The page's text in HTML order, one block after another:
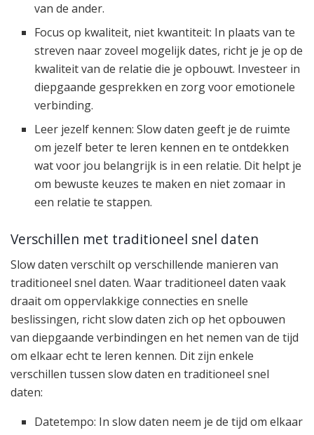
van de ander.
Focus op kwaliteit, niet kwantiteit: In plaats van te
streven naar zoveel mogelijk dates, richt je je op de
kwaliteit van de relatie die je opbouwt. Investeer in
diepgaande gesprekken en zorg voor emotionele
verbinding.
Leer jezelf kennen: Slow daten geeft je de ruimte
om jezelf beter te leren kennen en te ontdekken
wat voor jou belangrijk is in een relatie. Dit helpt je
om bewuste keuzes te maken en niet zomaar in
een relatie te stappen.
Verschillen met traditioneel snel daten
Slow daten verschilt op verschillende manieren van
traditioneel snel daten. Waar traditioneel daten vaak
draait om oppervlakkige connecties en snelle
beslissingen, richt slow daten zich op het opbouwen
van diepgaande verbindingen en het nemen van de tijd
om elkaar echt te leren kennen. Dit zijn enkele
verschillen tussen slow daten en traditioneel snel
daten:
Datetempo: In slow daten neem je de tijd om elkaar